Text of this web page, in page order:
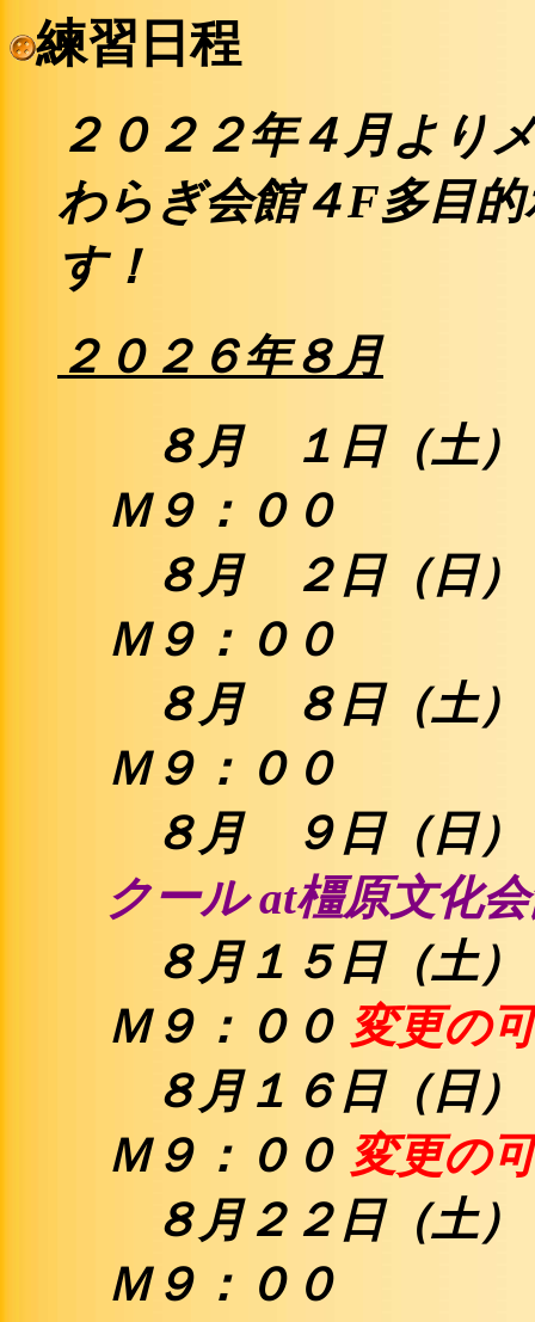
練習日程
２０２２年４月より
わらぎ会館４F多目
す！
２０２ ６年８ 月
８月 １日（
Ｍ９：００
８月 ２日（
Ｍ９：００
８月 ８日（土
Ｍ９：００
８月 ９日
クール at橿原文化
８ 月１５日（土）
Ｍ９：００ 変更の
８月１６日（日）
Ｍ９：００ 変更の
８月２２日（土）
Ｍ９：００